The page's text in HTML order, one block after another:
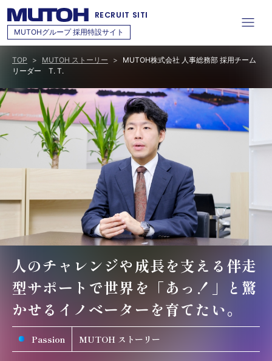
RECRUIT SITE
MUTOHグループ 採用特設サイト
TOP MUTOH ストーリー
MUTOH株式会社 人事総務部 採用チーム
リーダー T. T.
人のチャレンジや成長を支える伴走
型サポートで世界を「あっ！」と驚
かせるイノベーターを育てたい。
Passion MUTOH ストーリー